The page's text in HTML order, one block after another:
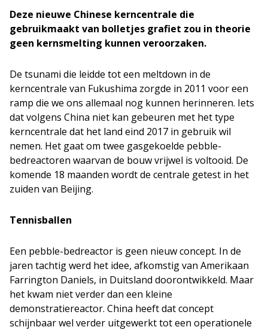
Deze nieuwe Chinese kerncentrale die
gebruikmaakt van bolletjes grafiet zou in theorie
geen kernsmelting kunnen veroorzaken.
De tsunami die leidde tot een meltdown in de
kerncentrale van Fukushima zorgde in 2011 voor een
ramp die we ons allemaal nog kunnen herinneren. Iets
dat volgens China niet kan gebeuren met het type
kerncentrale dat het land eind 2017 in gebruik wil
nemen. Het gaat om twee gasgekoelde pebble-
bedreactoren waarvan de bouw vrijwel is voltooid. De
komende 18 maanden wordt de centrale getest in het
zuiden van Beijing.
Tennisballen
Een pebble-bedreactor is geen nieuw concept. In de
jaren tachtig werd het idee, afkomstig van Amerikaan
Farrington Daniels, in Duitsland doorontwikkeld. Maar
het kwam niet verder dan een kleine
demonstratiereactor. China heeft dat concept
schijnbaar wel verder uitgewerkt tot een operationele